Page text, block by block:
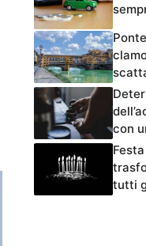
con
tutti